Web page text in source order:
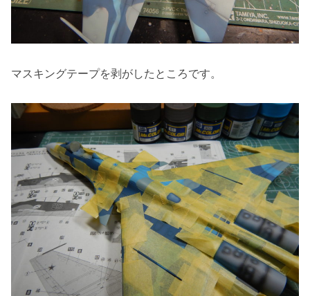
マスキングテープを剥がしたところです。